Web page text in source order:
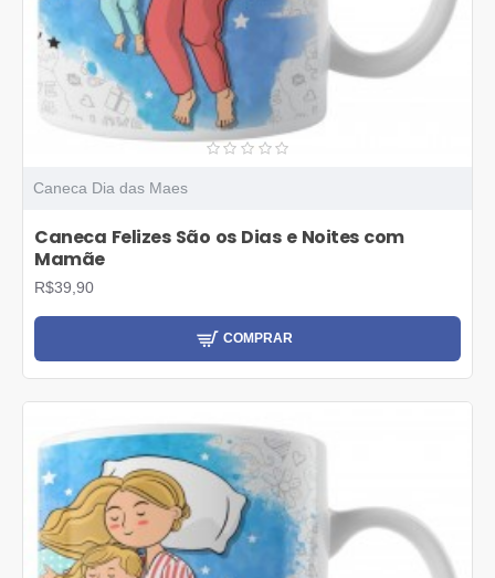
Caneca Dia das Maes
Caneca Felizes São os Dias e Noites com
Mamãe
R$39,90
COMPRAR